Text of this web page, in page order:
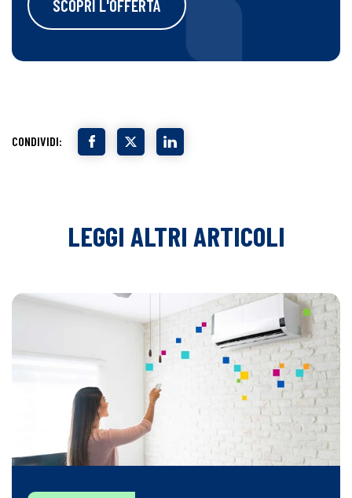
SCOPRI L'OFFERTA
CONDIVIDI:
LEGGI ALTRI ARTICOLI